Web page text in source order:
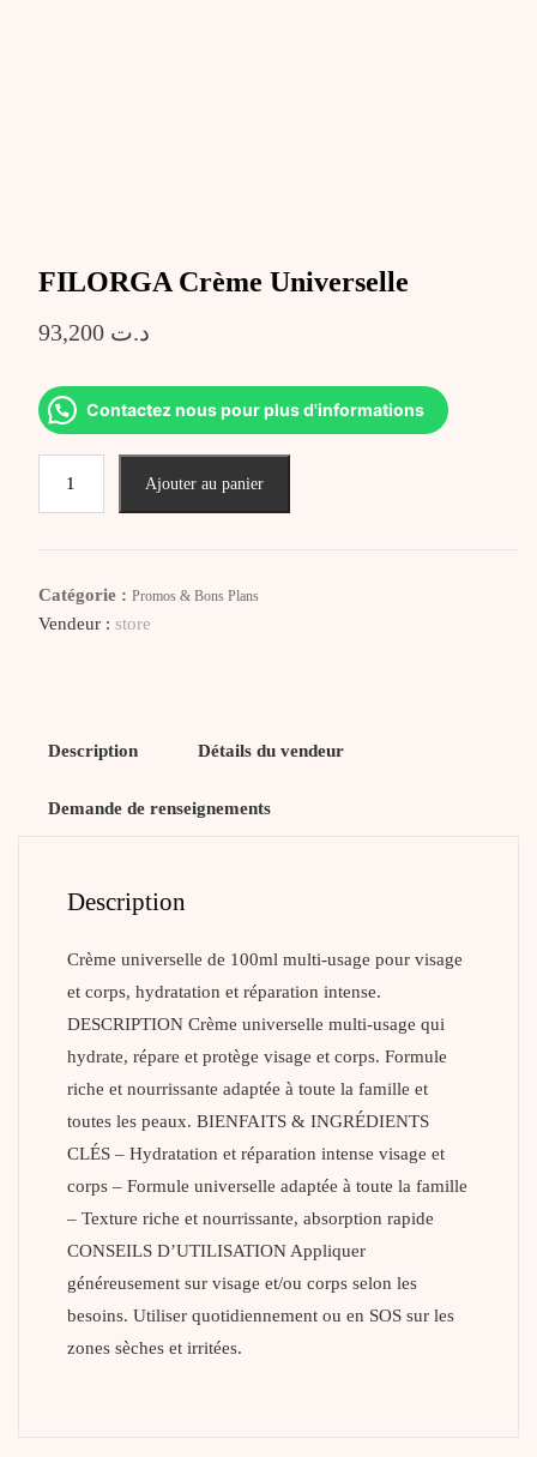
FILORGA Crème Universelle
د.ت 93,200
Contactez nous pour plus d'informations
Ajouter au panier
Catégorie : Promos & Bons Plans
Vendeur : store
Description Détails du vendeur
Demande de renseignements
Description
Crème universelle de 100ml multi-usage pour visage
et corps, hydratation et réparation intense.
DESCRIPTION Crème universelle multi-usage qui
hydrate, répare et protège visage et corps. Formule
riche et nourrissante adaptée à toute la famille et
toutes les peaux. BIENFAITS & INGRÉDIENTS
CLÉS – Hydratation et réparation intense visage et
corps – Formule universelle adaptée à toute la famille
– Texture riche et nourrissante, absorption rapide
CONSEILS D’UTILISATION Appliquer
généreusement sur visage et/ou corps selon les
besoins. Utiliser quotidiennement ou en SOS sur les
zones sèches et irritées.